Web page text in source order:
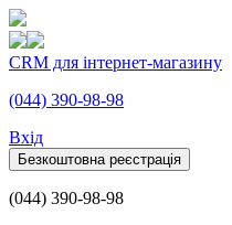
CRM для інтернет-магазину
(044) 390-98-98
Вхiд
Безкоштовна реєстрація
(044) 390-98-98